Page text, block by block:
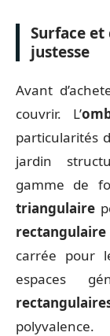
Surface
justesse
Avant
couvrir. L’
particularités
jardin
gamme de
triangulaire
rectangulaire
carrée pour
espaces
polyvalence.